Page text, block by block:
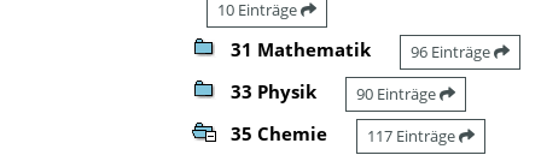
10 Einträge
31 Mathematik 96 Einträge
33 Physik 90 Einträge
35 Chemie 117 Einträge